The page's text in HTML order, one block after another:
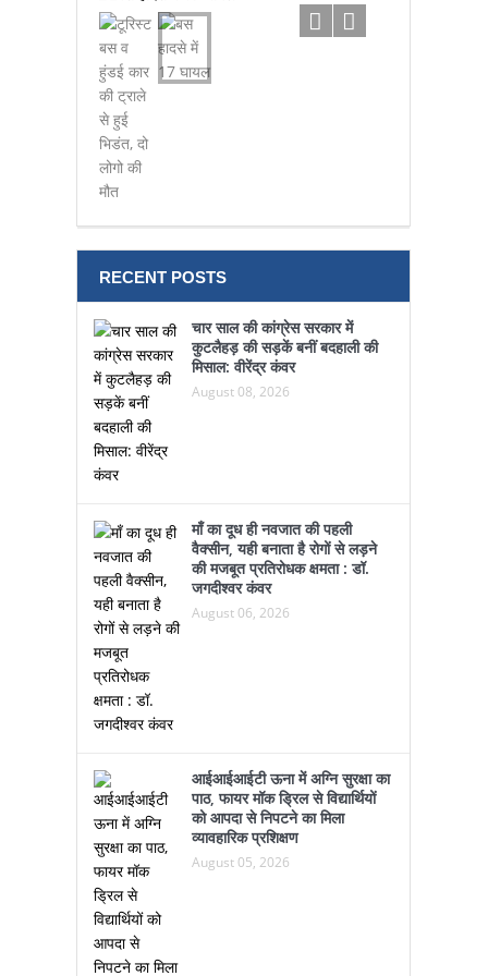
चार साल की कांग्रेस सरकार में
कुटलैहड़ की सड़कें बनीं बदहाली की
मिसाल: वीरेंद्र कंवर
माँ का दूध ही नवजात की पहली
वैक्सीन, यही बनाता है रोगों से लड़ने
की मजबूत प्रतिरोधक क्षमता : डॉ.
जगदीश्वर कंवर
आईआईआईटी ऊना में अग्नि सुरक्षा का
पाठ, फायर मॉक ड्रिल से विद्यार्थियों
को आपदा से निपटने का मिला
व्यावहारिक प्रशिक्षण